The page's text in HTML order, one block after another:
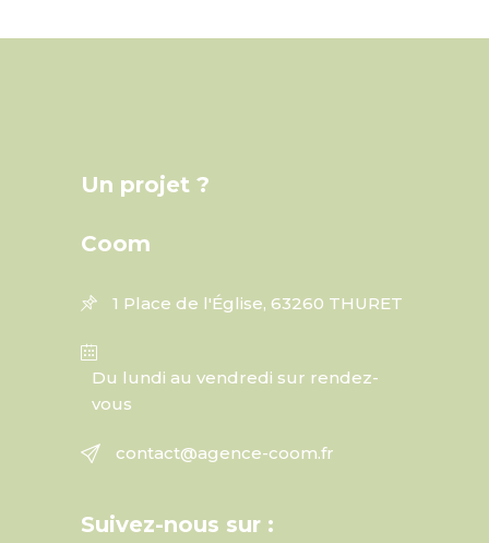
Un projet ?
Coom
1 Place de l'Église, 63260 THURET
Du lundi au vendredi sur rendez-
vous
contact@agence-coom.fr
Suivez-nous sur :